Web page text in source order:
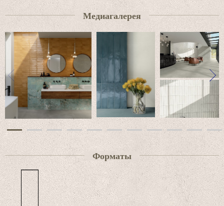
Восемь уютных цветов сверкают благодаря
суперглянцевому материалу, который придает
поверхности реалистичную текстуру и яркий блеск.
Дизайн стал еще более насыщенным и глубоким за счет
вогнутой структуры с обработанными углами, которая
имитирует уникальный эффект несовершенства ручной
работы, усиливая ощущение динамичности и сияния
общей картины. Результатом является сочетание
визуальных и тактильных качеств, которые подчеркивают
натуральность дизайна в формате кирпича 7,5x30,
который подходит для самых разнообразных комбинаций
укладки и благодаря повторяемости идеально усиливает
отражения света. Декоративная душа коллекции
подчеркивается растительным орнаментом, листья с
атласной отделкой которого отпечатаны на блестящих
поверхностях, на которых они создают изысканный
контраст между глянцевой и матовой отделкой.
КоллекцияMultiforme 1741, усиленная этим изысканным
декором, призвана привнести неповторимый характер и
изысканную стилистическую энергию во все типы
помещений, включая гостиные, спальни, кухни, ванные
комнаты и новые коммерческие пространства. Эта
коллекция также обеспечивает большую композиционную
Медиагалерея
Форматы